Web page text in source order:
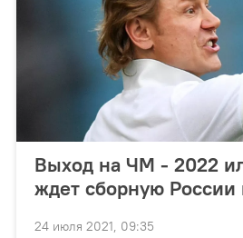
Выход на ЧМ - 2022
ждет сборную
24 июля 2021, 09:35